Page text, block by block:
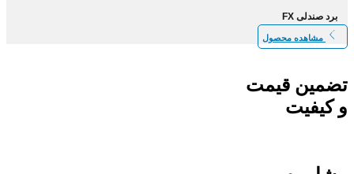
برد صندلی FX
مشاهده محصول
تضمین قیمت
و کیفیت